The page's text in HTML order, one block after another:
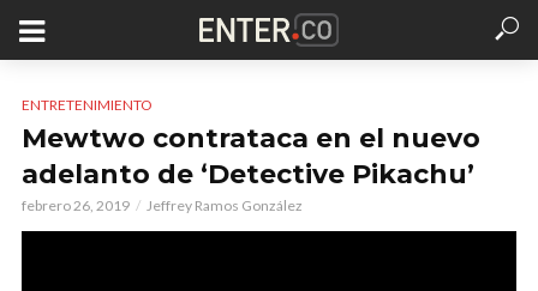
ENTRETENIMIENTO
Mewtwo contrataca en el nuevo
adelanto de ‘Detective Pikachu’
febrero 26, 2019 Jeffrey Ramos González